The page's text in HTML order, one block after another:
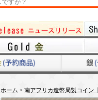
ホーム > 南アフリカ造幣局製コイン